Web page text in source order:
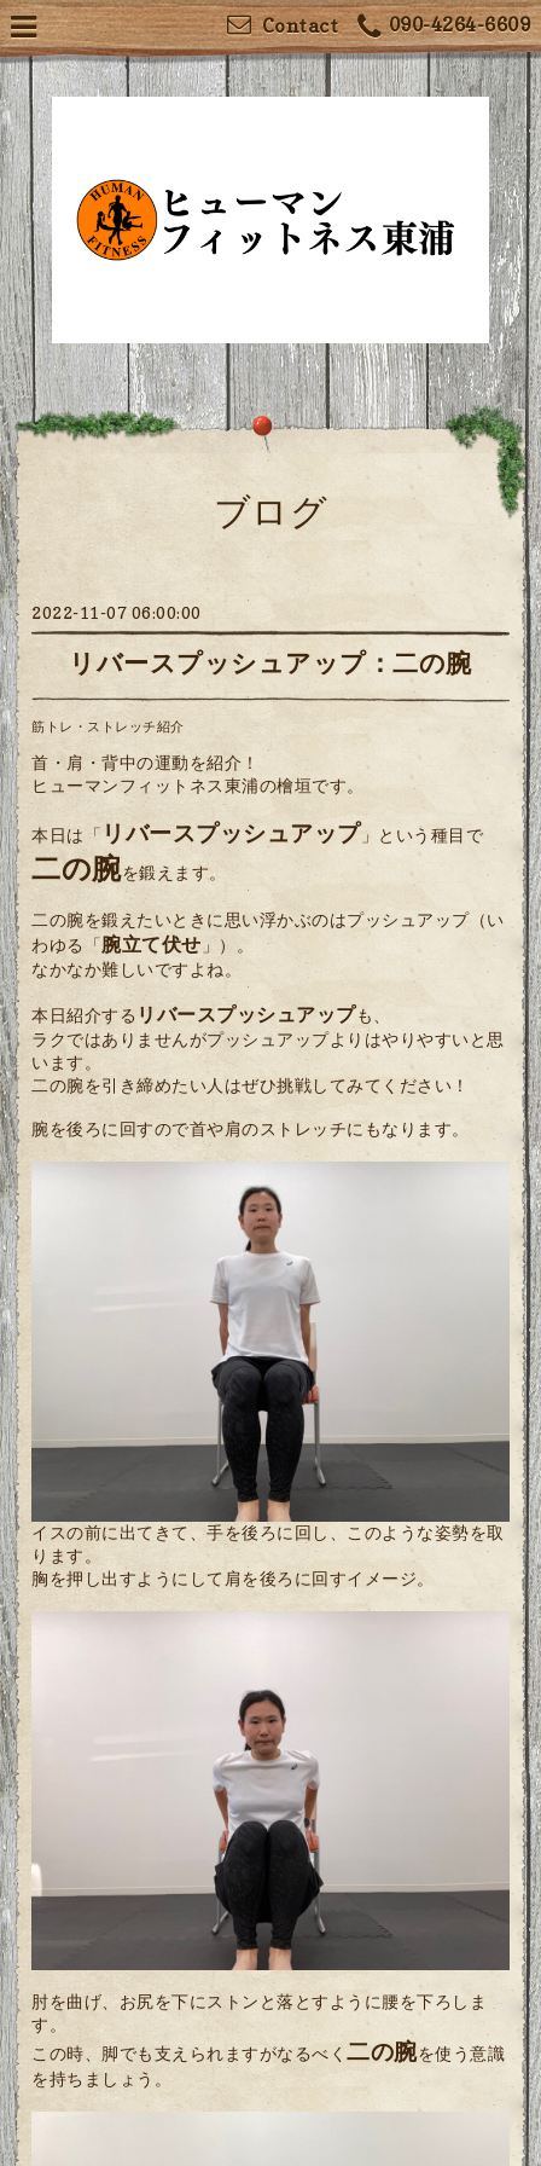
090-4264-6609
Contact
ブログ
2022-11-07 06:00:00
リバースプッシュアップ：二の腕
筋トレ・ストレッチ紹介
首・肩・背中の運動を紹介！
ヒューマンフィットネス東浦の檜垣です。
本日は「 リバースプッシュアップ 」という種目で
二の腕を鍛えます。
二の腕を鍛えたいときに思い浮かぶのはプッシュアップ（い
わゆる「腕立て伏せ」）。
なかなか難しいですよね。
本日紹介する リバースプッシュアップも、
ラクではありませんがプッシュアップよりはやりやすいと思
います。
二の腕を引き締めたい人はぜひ挑戦してみてください！
腕を後ろに回すので首や肩のストレッチにもなります。
イスの前に出てきて、手を後ろに回し、このような姿勢を取
ります。
胸を押し出すようにして肩を後ろに回すイメージ。
肘を曲げ、お尻を下にストンと落とすように腰を下ろしま
す。
この時、脚でも支えられますがなるべく二の腕を使う意識
を持ちましょう。